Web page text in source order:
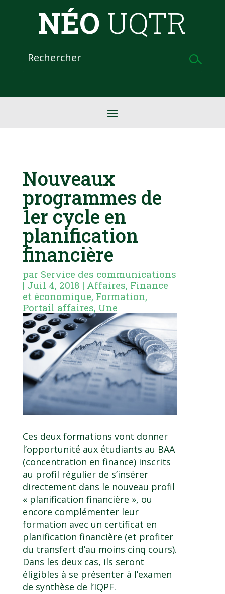
NÉO UQTR
Nouveaux
programmes de
1er cycle en
planification
financière
par Service des communications
| Juil 4, 2018 | Affaires, Finance
et économique, Formation,
Portail affaires, Une
Ces deux formations vont donner
l’opportunité aux étudiants au BAA
(concentration en finance) inscrits
au profil régulier de s’insérer
directement dans le nouveau profil
« planification financière », ou
encore complémenter leur
formation avec un certificat en
planification financière (et profiter
du transfert d’au moins cinq cours).
Dans les deux cas, ils seront
éligibles à se présenter à l’examen
de synthèse de l’IQPF.